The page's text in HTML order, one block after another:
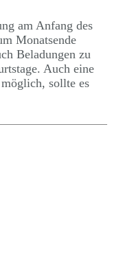
am Anfang des
Monatsende
Beladungen zu
Auch eine
sollte es